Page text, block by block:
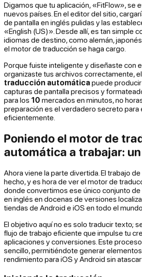
Digamos que tu aplicación, «FitFlow», se
nuevos países. En el editor del sitio,
de pantalla en inglés pulidas y las
«English (US)». Desde allí, es tan simple
idiomas de destino, como alemán,
el motor de traducción se haga cargo.
Porque fuiste inteligente y diseñaste con
organizaste tus archivos correctamente, el
traducción automáticapuede
capturas de pantalla precisos y
para los 10 mercados en minutos, no
preparación es el verdadero secreto para
eficientemente.
Poniendo el motor de
automática a trabajar:
Ahora viene la parte divertida. El trabajo
hecho, y es hora de ver el motor de
donde convertimos ese único conjunto de
en inglés en docenas de versiones
tiendas de Android e iOS en todo el mundo.
El objetivo aquí no es solo traducir texto;
flujo de trabajo eficiente que impulse tu
aplicaciones y conversiones. Este
sencillo, permitiéndote generar
rendimiento para iOS y Android sin